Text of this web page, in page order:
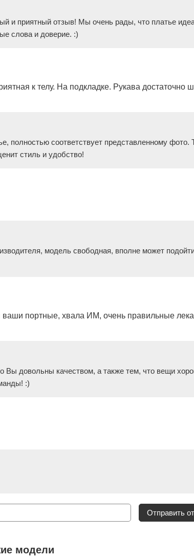
и приятный отзыв! Мы очень рады, что платье
слова и доверие. :)
к телу. На подкладке. Рукава достаточно
полностью соответствует представленному фото.
стиль и удобство!
модель свободная, вполне может
портные, хвала ИМ, очень правильные
довольны качеством, а также тем, что вещи
:)
Отправить
модели